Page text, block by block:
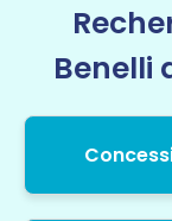
Benelli